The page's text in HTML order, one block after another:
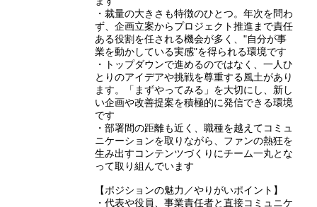
・裁量の大きさも特徴のひとつ。年次を問わ
ず、企画立案からプロジェクト推進まで責任
ある役割を任される機会が多く、"自分が事
業を動かしている実感"を得られる環境です
・トップダウンで進めるのではなく、一人ひ
とりのアイデアや挑戦を尊重する風土があり
ます。「まずやってみる」を大切にし、新し
い企画や改善提案を積極的に発信できる環境
です
・部署間の距離も近く、職種を越えてコミュ
ニケーションを取りながら、ファンの熱狂を
生み出すコンテンツづくりにチーム一丸とな
って取り組んでいます
【ポジションの魅力／やりがいポイント】
・代表や役員、事業責任者と直接コミュニケ